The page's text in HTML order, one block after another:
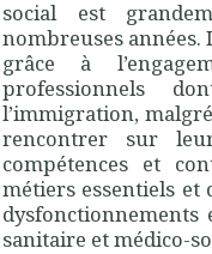
social est
nombreuses années.
grâce à
professionnels
l’immigration,
rencontrer sur
compétences et
métiers essentiels et
dysfonctionnements
sanitaire et médico-